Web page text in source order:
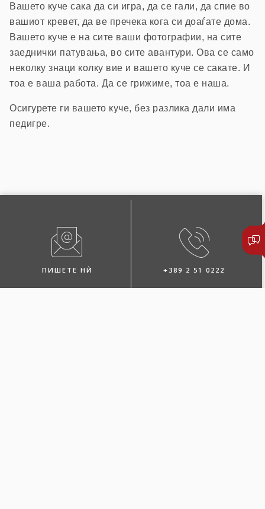
Вашето куче сака да си игра, да се гали, да спие во
вашиот кревет, да ве пречека кога си доаѓате дома.
Вашето куче е на сите ваши фотографии, на сите
заеднички патувања, во сите авантури. Ова се само
неколку знаци колку вие и вашето куче се сакате. И
тоа е ваша работа. Да се грижиме, тоа е наша.
Осигурете ги вашето куче, без разлика дали има
педигре.
ПИШЕТЕ НЍ +389 2 51 0222